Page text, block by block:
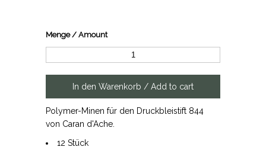
Menge / Amount
Polymer-Minen für den Druckbleistift 844
von Caran d'Ache.
12 Stück